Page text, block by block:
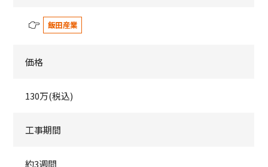
飯田産業
価格
130万(税込)
工事期間
約3週間